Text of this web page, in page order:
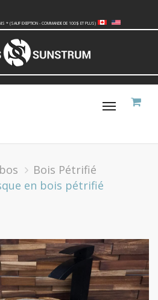
* (SAUF EXEPTION - COMMANDE DE 100$ ET PLUS)
Basculer
Bois Pétrifié
en bois pétrifié